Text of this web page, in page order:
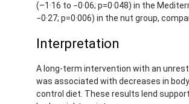
(–1·16 to −0·06; p=0·048) in the
−0·27; p=0·006) in the nut group,
Interpretation
A long-term intervention with an
was associated with decreases in
control diet. These results lend